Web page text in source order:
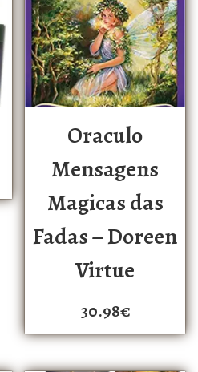
Oraculo
Mensagens
Magicas das
Fadas – Doreen
Virtue
30.98€